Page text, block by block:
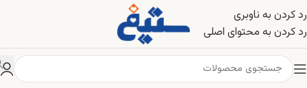
رد کردن به ناوبری
رد کردن به محتوای اصلی